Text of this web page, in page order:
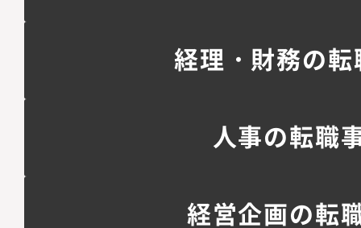
経理・財務の
人事の転職
経営企画の転